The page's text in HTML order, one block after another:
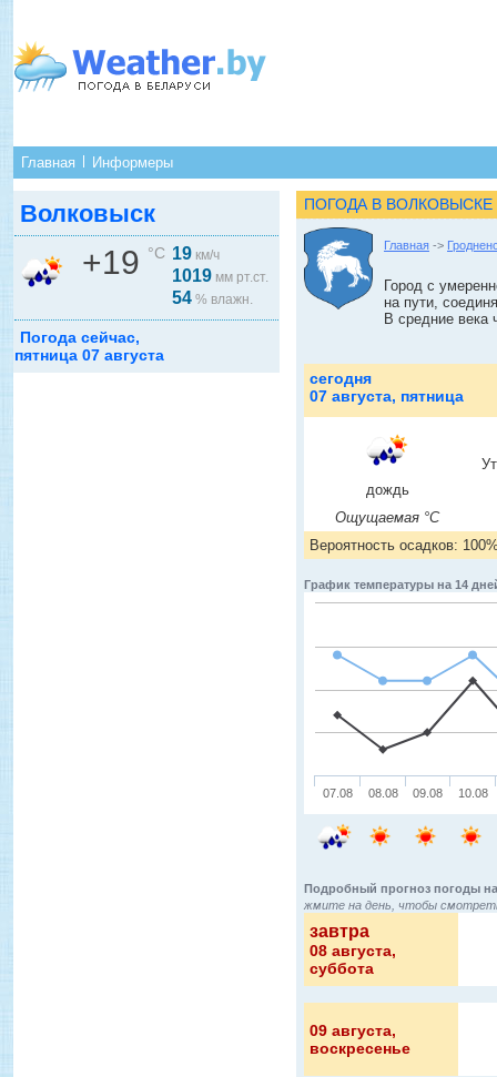
Главная Информеры
Волковыск
+19 °C 19 км/ч
1019 мм рт.ст.
54 % влажн.
Погода сейчас,
пятница 07 августа
ПОГОДА В ВОЛКОВЫСКЕ
Главная ->
Город с
на пути,
В средние века
сегодня
07 августа, пятница
дождь
Ощущаемая °C
Вероятность осадков:
График температуры на 14
07.08 08.08 09.08 10.08
Подробный прогноз погоды
жмите на день, чтобы
завтра
08 августа,
суббота
09 августа,
воскресенье